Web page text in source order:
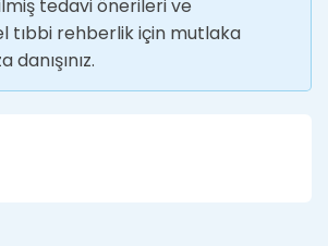
tedavi önerileri ve
tıbbi rehberlik için mutlaka